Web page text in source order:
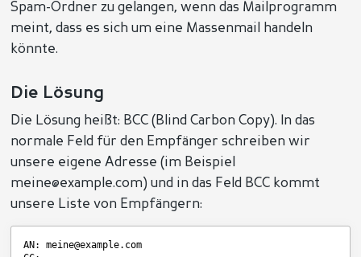
Spam-Ordner zu gelangen, wenn das Mailprogramm
meint, dass es sich um eine Massenmail handeln
könnte.
Die Lösung
Die Lösung heißt: BCC (Blind Carbon Copy). In das
normale Feld für den Empfänger schreiben wir
unsere eigene Adresse (im Beispiel
meine@example.com) und in das Feld BCC kommt
unsere Liste von Empfängern:
AN: meine@example.com